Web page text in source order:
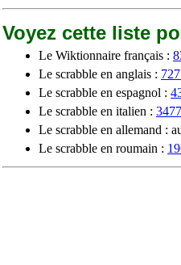
Voyez cette liste
Le Wiktionnaire français :
Le scrabble en anglais :
Le scrabble en espagnol :
Le scrabble en italien :
Le scrabble en allemand :
Le scrabble en roumain :